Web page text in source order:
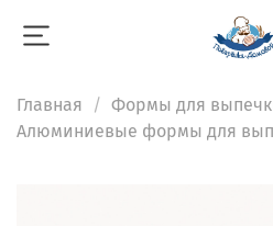
Главная
Формы для
Алюминиевые формы для